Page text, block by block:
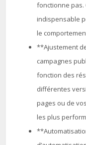
fonctionne pas.
indispensable
le
**Ajustement
campagnes
fonction des
différentes
pages ou de
les plus